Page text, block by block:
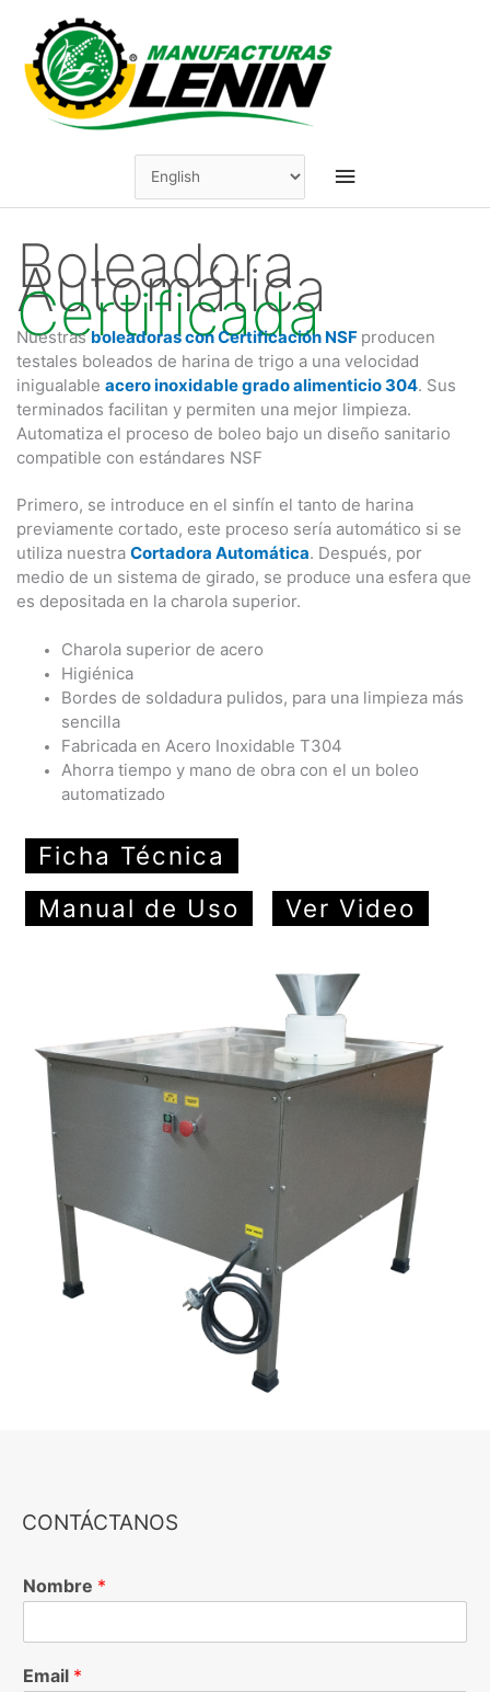
content
Main
Boleadora
Automática
Certificada
Nuestrasboleadoras con Certificación NSF producen
testales boleados de harina de trigo a una velocidad
inigualable acero inoxidable grado alimenticio 304. Sus
terminados facilitan y permiten una mejor limpieza.
Automatiza el proceso de boleo bajo un diseño sanitario
compatible con estándares NSF
Primero, se introduce en el sinfín el tanto de harina
previamente cortado, este proceso sería automático si se
utiliza nuestra Cortadora Automática. Después, por
medio de un sistema de girado, se produce una esfera que
es depositada en la charola superior.
Charola superior de acero
Higiénica
Bordes de soldadura pulidos, para una limpieza más
sencilla
Fabricada en Acero Inoxidable T304
Ahorra tiempo y mano de obra con el un boleo
automatizado
Ficha Técnica
Manual de Uso
Ver Video
CONTÁCTANOS
Nombre *
Email *